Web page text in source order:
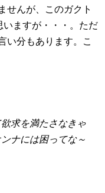
せんが、このガクト
ますが・・・。ただ
い分もあります。こ
求を満たさなきゃ
ナには困ってな～